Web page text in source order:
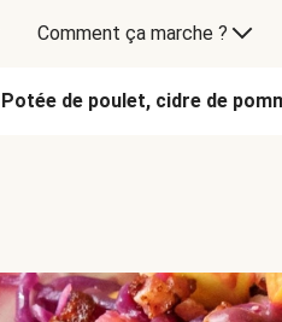
Comment ça marche ?
Potée de poulet, cidre de